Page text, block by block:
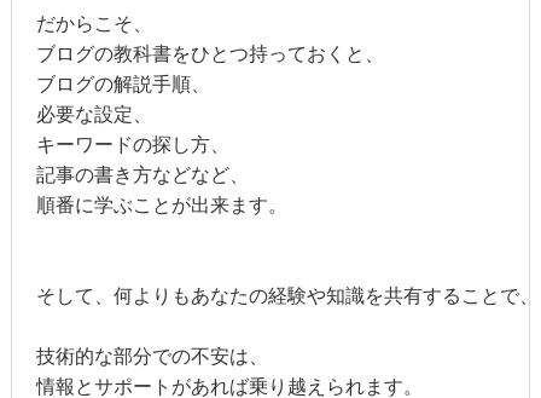
だからこそ、
ブログの教科書をひとつ持っておくと、
ブログの解説手順、
必要な設定、
キーワードの探し方、
記事の書き方などなど、
順番に学ぶことが出来ます。
そして、何よりもあなたの経験や知識を共有することで
技術的な部分での不安は、
情報とサポートがあれば乗り越えられます。